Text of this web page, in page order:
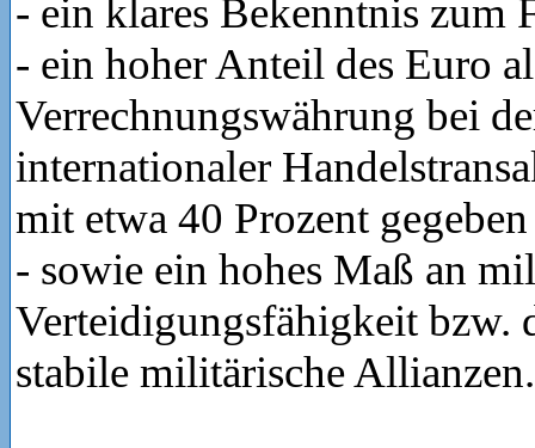
- ein klares Bekenntnis zum
- ein hoher Anteil des Euro
Verrechnungswährung bei
internationaler
mit etwa 40 Prozent gegeben
- sowie ein hohes Maß an
Verteidigungsfähigkeit bzw.
stabile militärische Allianzen.